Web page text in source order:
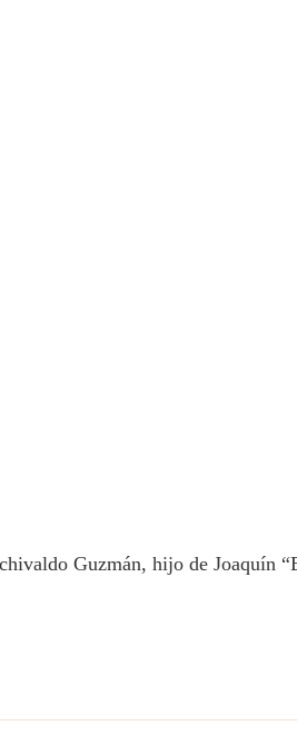
Guzmán, hijo de Joaquín